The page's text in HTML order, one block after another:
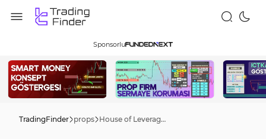
Sponsorlu
TradingFinder props House of Leverage İncelemesi 2026